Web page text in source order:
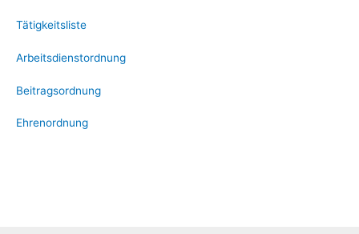
Tätigkeitsliste
Arbeitsdienstordnung
Beitragsordnung
Ehrenordnung